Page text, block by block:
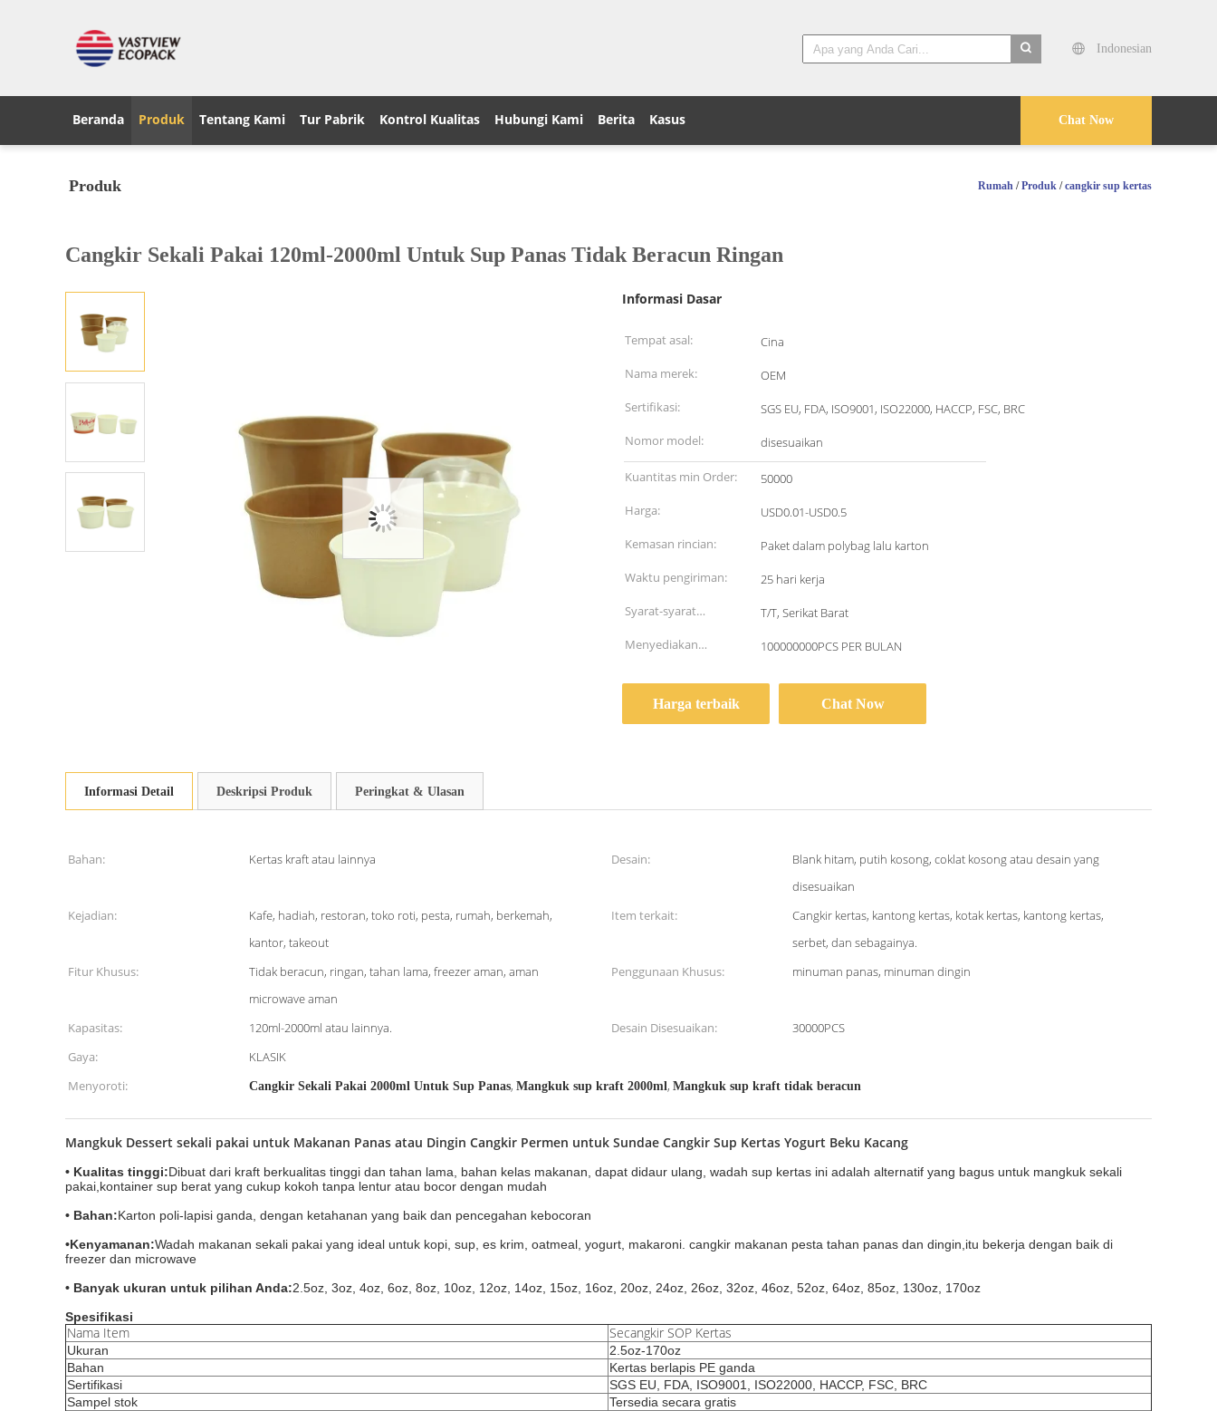
Indonesian
Chat Now
Beranda Produk Tentang Kami Tur Pabrik Kontrol Kualitas Hubungi Kami Berita Kasus
Produk Rumah /Produk /cangkir sup kertas
Cangkir Sekali Pakai 120ml-2000ml Untuk Sup Panas Tidak Beracun Ringan
Informasi Dasar
Tempat asal:
Cina
Nama merek:
OEM
Sertifikasi:
SGS EU, FDA, ISO9001, ISO22000, HACCP, FSC, BRC
Nomor model:
disesuaikan
Kuantitas min Order:
50000
Harga:
USD0.01-USD0.5
Kemasan rincian:
Paket dalam polybag lalu karton
Waktu pengiriman:
25 hari kerja
Syarat-syarat
pembayaran:
T/T, Serikat Barat
Menyediakan
100000000PCS PER BULAN
Harga terbaik Chat Now
Informasi Detail Deskripsi Produk Peringkat & Ulasan
Bahan: Kertas kraft atau lainnya Desain:
Blank hitam, putih kosong, coklat kosong atau desain yang
disesuaikan
Kejadian:
Kafe, hadiah, restoran, toko roti, pesta, rumah, berkemah,
kantor, takeout
Item terkait:
Cangkir kertas, kantong kertas, kotak kertas, kantong kertas,
serbet, dan sebagainya.
Fitur Khusus:
Tidak beracun, ringan, tahan lama, freezer aman, aman
microwave aman
Penggunaan Khusus: minuman panas, minuman dingin
Kapasitas: 120ml-2000ml atau lainnya. Desain Disesuaikan:
30000PCS
Gaya:
KLASIK
Menyoroti:
Cangkir Sekali Pakai 2000ml Untuk Sup Panas, Mangkuk sup kraft 2000ml, Mangkuk sup kraft tidak beracun
Mangkuk Dessert sekali pakai untuk Makanan Panas atau Dingin Cangkir Permen untuk Sundae Cangkir Sup Kertas Yogurt Beku Kacang
• Kualitas tinggi:Dibuat dari kraft berkualitas tinggi dan tahan lama, bahan kelas makanan, dapat didaur ulang, wadah sup kertas ini adalah alternatif yang bagus untuk mangkuk sekali
pakai,kontainer sup berat yang cukup kokoh tanpa lentur atau bocor dengan mudah
• Bahan:Karton poli-lapisi ganda, dengan ketahanan yang baik dan pencegahan kebocoran
•Kenyamanan:Wadah makanan sekali pakai yang ideal untuk kopi, sup, es krim, oatmeal, yogurt, makaroni. cangkir makanan pesta tahan panas dan dingin,itu bekerja dengan baik di
freezer dan microwave
• Banyak ukuran untuk pilihan Anda:2.5oz, 3oz, 4oz, 6oz, 8oz, 10oz, 12oz, 14oz, 15oz, 16oz, 20oz, 24oz, 26oz, 32oz, 46oz, 52oz, 64oz, 85oz, 130oz, 170oz
Spesifikasi
Nama Item Secangkir SOP Kertas
Ukuran
2.5oz-170oz
Bahan
Kertas berlapis PE ganda
Sertifikasi
SGS EU, FDA, ISO9001, ISO22000, HACCP, FSC, BRC
Sampel stok
Tersedia secara gratis